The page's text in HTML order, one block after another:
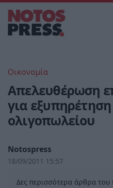
Οικονομία
Απελευθέρωση
για
ολιγοπωλείου
Notospress
18/09/2011 15:57
Δες περισσότερα άρθρα